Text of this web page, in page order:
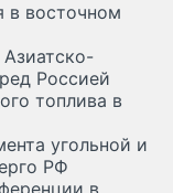
в восточном
Азиатско-
Россией
топлива в
угольной и
РФ